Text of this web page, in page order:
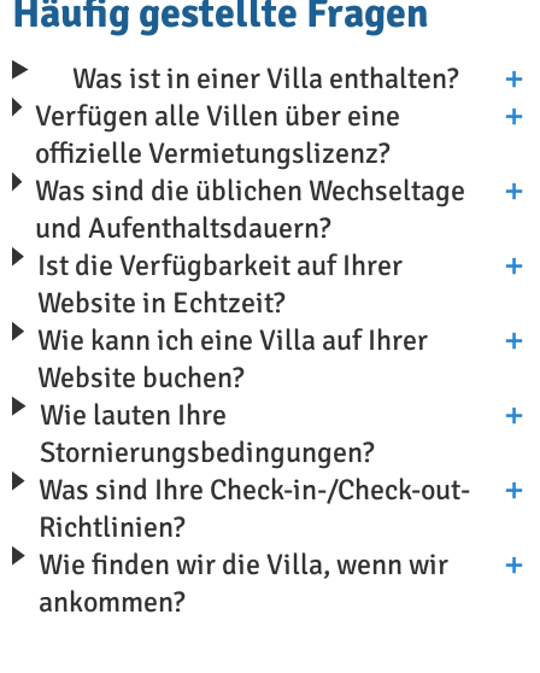
Häufig gestellte Fragen
Was ist in einer Villa enthalten?
Verfügen alle Villen über eine
offizielle Vermietungslizenz?
Was sind die üblichen Wechseltage
und Aufenthaltsdauern?
Ist die Verfügbarkeit auf Ihrer
Website in Echtzeit?
Wie kann ich eine Villa auf Ihrer
Website buchen?
Wie lauten Ihre
Stornierungsbedingungen?
Was sind Ihre Check-in-/Check-out-
Richtlinien?
Wie finden wir die Villa, wenn wir
ankommen?